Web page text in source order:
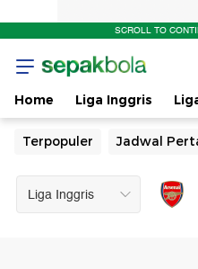
SCROLL TO
Home Liga Inggris
Terpopuler Jadwal